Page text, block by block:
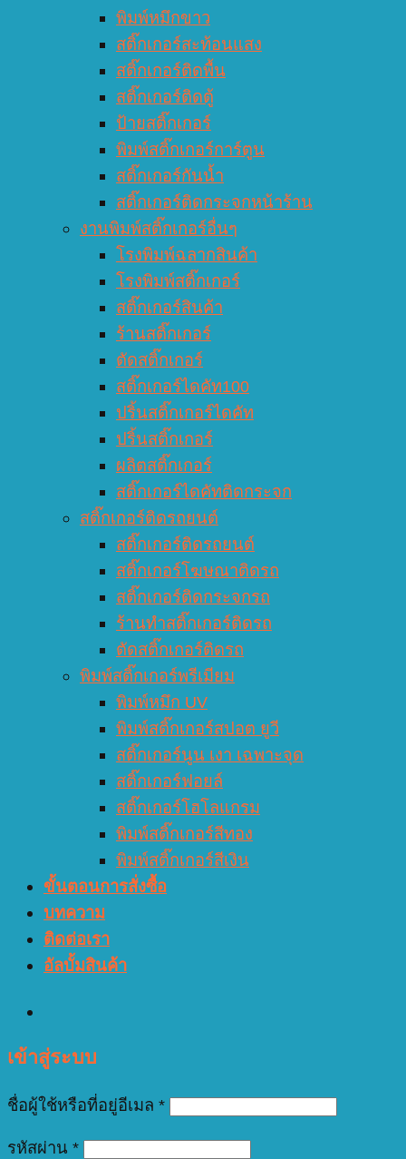
พิมพ์หมึกขาว
สติ๊กเกอร์สะท้อนแสง
สติ๊กเกอร์ติดพื้น
สติ๊กเกอร์ติดตู้
ป้ายสติ๊กเกอร์
พิมพ์สติ๊กเกอร์การ์ตูน
สติ๊กเกอร์กันน้ำ
สติ๊กเกอร์ติดกระจกหน้าร้าน
งานพิมพ์สติ๊กเกอร์อื่นๆ
โรงพิมพ์ฉลากสินค้า
โรงพิมพ์สติ๊กเกอร์
สติ๊กเกอร์สินค้า
ร้านสติ๊กเกอร์
ตัดสติ๊กเกอร์
สติ๊กเกอร์ไดคัท100
ปริ้นสติ๊กเกอร์ไดคัท
ปริ้นสติ๊กเกอร์
ผลิตสติ๊กเกอร์
สติ๊กเกอร์ไดคัทติดกระจก
สติ๊กเกอร์ติดรถยนต์
สติ๊กเกอร์ติดรถยนต์
สติ๊กเกอร์โฆษณาติดรถ
สติ๊กเกอร์ติดกระจกรถ
ร้านทำสติ๊กเกอร์ติดรถ
ตัดสติ๊กเกอร์ติดรถ
พิมพ์สติ๊กเกอร์พรีเมียม
พิมพ์หมึก UV
พิมพ์สติ๊กเกอร์สปอต ยูวี
สติ๊กเกอร์นูน เงา เฉพาะจุด
สติ๊กเกอร์ฟอยล์
สติ๊กเกอร์โฮโลแกรม
พิมพ์สติ๊กเกอร์สีทอง
พิมพ์สติ๊กเกอร์สีเงิน
ขั้นตอนการสั่งซื้อ
บทความ
ติดต่อเรา
อัลบั้มสินค้า
เข้าสู่ระบบ
ชื่อผู้ใช้หรือที่อยู่อีเมล *
รหัสผ่าน *